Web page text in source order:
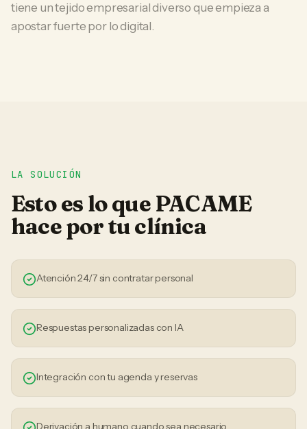
tiene un tejido empresarial diverso que empieza a
apostar fuerte por lo digital.
LA SOLUCIÓN
Esto es lo que PACAME
hace por tuclínica
Atención 24/7 sin contratar personal
Respuestas personalizadas con IA
Integración con tu agenda y reservas
Derivación a humano cuando sea necesario